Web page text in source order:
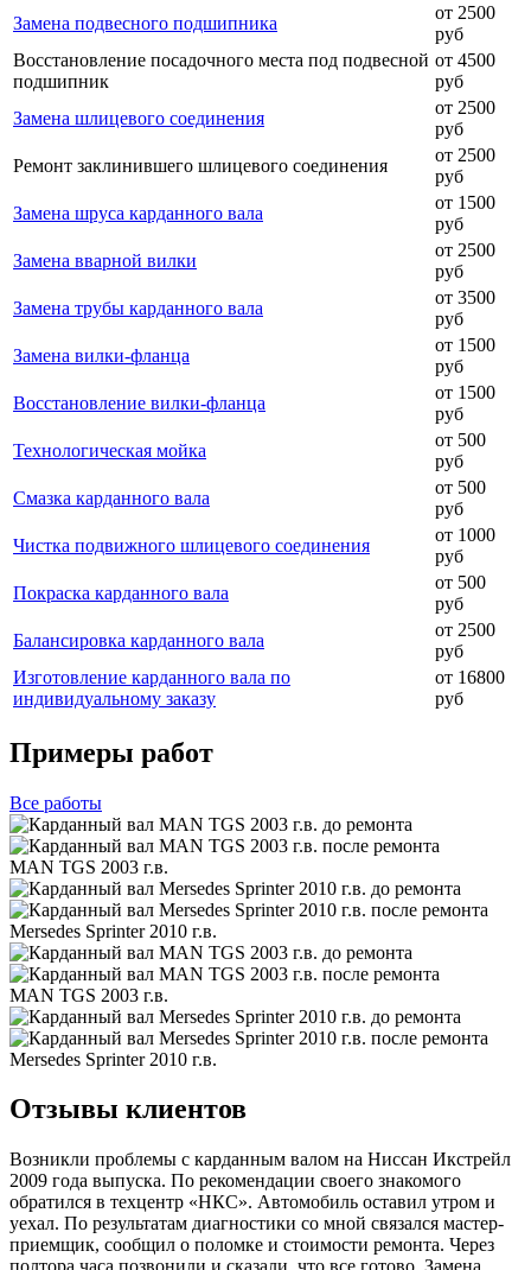
Замена подвесного подшипника
от 2500
руб
Восстановление посадочного места под подвесной
подшипник
от 4500
руб
Замена шлицевого соединения
от 2500
руб
Ремонт заклинившего шлицевого соединения
от 2500
руб
Замена шруса карданного вала
от 1500
руб
Замена вварной вилки
от 2500
руб
Замена трубы карданного вала
от 3500
руб
Замена вилки-фланца
от 1500
руб
Восстановление вилки-фланца
от 1500
руб
Технологическая мойка
от 500
руб
Смазка карданного вала
от 500
руб
Чистка подвижного шлицевого соединения
от 1000
руб
Покраска карданного вала
от 500
руб
Балансировка карданного вала
от 2500
руб
Изготовление карданного вала по
индивидуальному заказу
от 16800
руб
Примеры работ
Все работы
MAN TGS 2003 г.в.
Mersedes Sprinter 2010 г.в.
MAN TGS 2003 г.в.
Mersedes Sprinter 2010 г.в.
Отзывы клиентов
Возникли проблемы с карданным валом на Ниссан Икстрейл
2009 года выпуска. По рекомендации своего знакомого
обратился в техцентр «НКС». Автомобиль оставил утром и
уехал. По результатам диагностики со мной связался мастер-
приемщик, сообщил о поломке и стоимости ремонта. Через